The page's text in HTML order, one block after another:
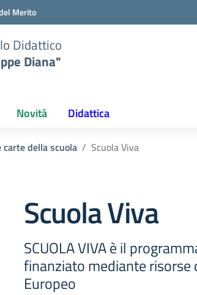
Merito
Didattico
Diana"
Novità Didattica
carte della scuola Scuola Viva
Scuola Viva
SCUOLA VIVA è il
finanziato mediante risorse
Europeo